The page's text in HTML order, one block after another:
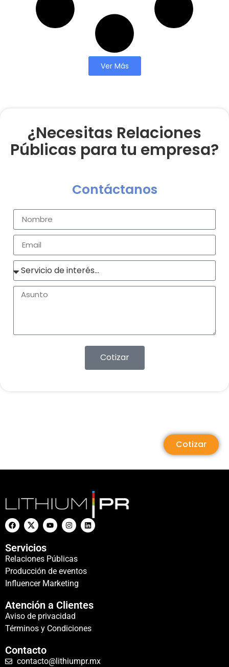
Ver Más
¿Necesitas Relaciones
Públicas para tu empresa?
Contáctanos
Cotizar
Cotizar
Servicios
Relaciones Públicas
Producción de eventos
Influencer Marketing
Atención a Clientes
Aviso de privacidad
Términos y Condiciones
Contacto
contacto@lithiumpr.mx